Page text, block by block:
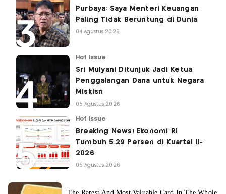
Purbaya: Saya Menteri Keuangan
Paling Tidak Beruntung di Dunia
04 Agustus 2026
Hot Issue
Sri Mulyani Ditunjuk Jadi Ketua
Penggalangan Dana untuk Negara
Miskisn
05 Agustus 2026
Hot Issue
Breaking News! Ekonomi RI
Tumbuh 5,29 Persen di Kuartal II-
2026
05 Agustus 2026